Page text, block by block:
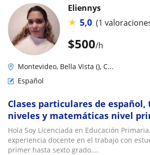
$500/h
Eliennys
★ 5,0 (1
Montevideo, Bella Vista (), C...
Español
Clases particulares de español,
niveles y matemáticas nivel
(Presencial y online)
Hola Soy Licenciada en Educación
experiencia docente en el trabajo con
primer hasta sexto grado....